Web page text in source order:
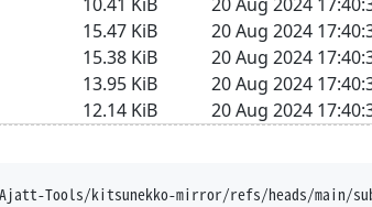
15.47 KiB
20 Aug 2024
15.38 KiB
20 Aug 2024
13.95 KiB
20 Aug 2024
12.14 KiB
20 Aug 2024
refs/heads/main/subtitles/anime_tv/